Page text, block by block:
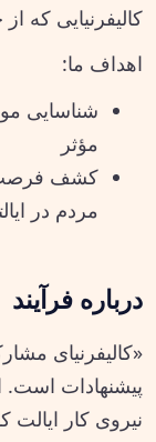
کالیفرنیایی که
اهداف ما:
شناسایی
مؤثر
کشف
مردم در
درباره فرآیند
«کالیفرنیای
پیشنهادات
نیروی کار ایالت